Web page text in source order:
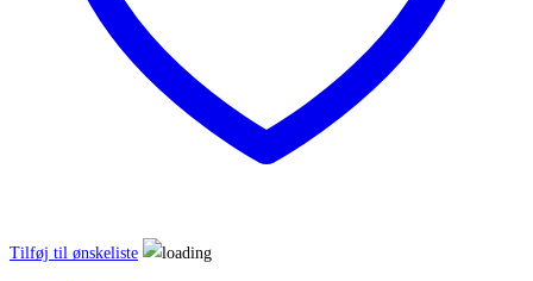
Tilføj til ønskeliste